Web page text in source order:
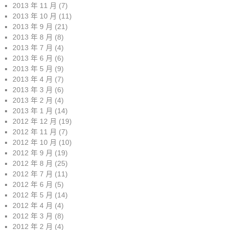
2013 年 11 月 (7)
2013 年 10 月 (11)
2013 年 9 月 (21)
2013 年 8 月 (8)
2013 年 7 月 (4)
2013 年 6 月 (6)
2013 年 5 月 (9)
2013 年 4 月 (7)
2013 年 3 月 (6)
2013 年 2 月 (4)
2013 年 1 月 (14)
2012 年 12 月 (19)
2012 年 11 月 (7)
2012 年 10 月 (10)
2012 年 9 月 (19)
2012 年 8 月 (25)
2012 年 7 月 (11)
2012 年 6 月 (5)
2012 年 5 月 (14)
2012 年 4 月 (4)
2012 年 3 月 (8)
2012 年 2 月 (4)